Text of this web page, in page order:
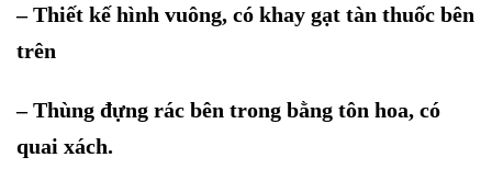
–Thiết kếhình vuông, có khay gạt tàn thuốc bên
trên
– Thùng đựng rác bên trong bằng tôn hoa, có
quai xách.